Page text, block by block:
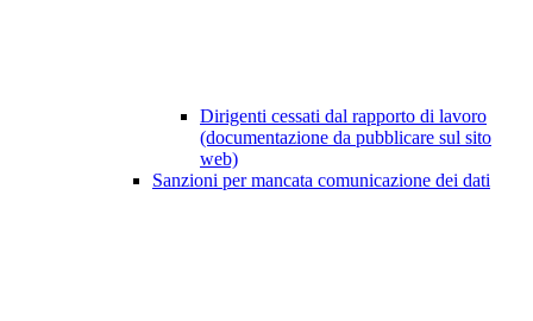
Dirigenti cessati dal rapporto di lavoro
(documentazione da pubblicare sul sito
web)
Sanzioni per mancata comunicazione dei dati